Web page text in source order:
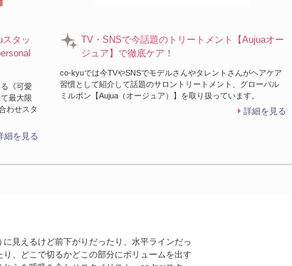
スタッ
《可愛
最大限
わせスタ
細を見る
TV・SNSで今話題のトリートメント【Aujuaオー
ジュア】で徹底ケア！
co-kyuでは今TVやSNSでモデルさんやタレントさんがヘアケア
習慣として紹介して話題のサロントリートメント、グローバル
ミルボン【Aujua（オージュア）】を取り扱っています。
詳細を見る
見えるけど前下がりだったり、水平ラインだっ
、どこで切るかどこの部分にボリュームを出す